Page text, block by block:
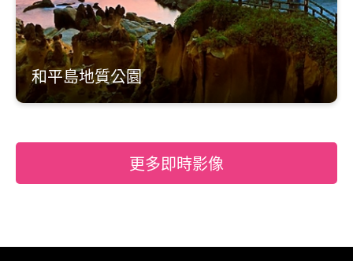
和平島地質公園
更多即時影像